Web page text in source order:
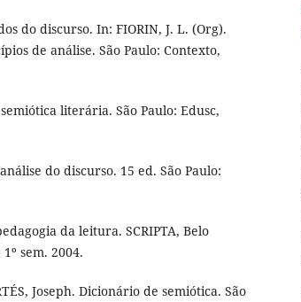
do discurso. In: FIORIN, J. L. (Org).
de análise. São Paulo: Contexto,
literária. São Paulo: Edusc,
do discurso. 15 ed. São Paulo:
da leitura. SCRIPTA, Belo
sem. 2004.
Joseph. Dicionário de semiótica. São